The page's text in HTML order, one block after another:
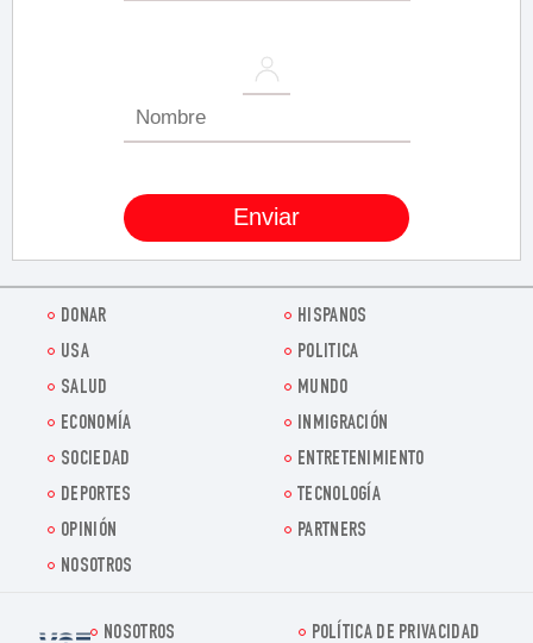
DONAR
HISPANOS
USA
POLITICA
SALUD
MUNDO
ECONOMÍA
INMIGRACIÓN
SOCIEDAD
ENTRETENIMIENTO
DEPORTES
TECNOLOGÍA
OPINIÓN
PARTNERS
NOSOTROS
NOSOTROS POLÍTICA DE PRIVACIDAD